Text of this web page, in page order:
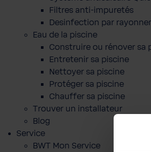
Filtres anti-impuretés
Desinfection par
Eau de la piscine
Construire ou rénover sa
Entretenir sa piscine
Nettoyer sa piscine
Protéger sa piscine
Chauffer sa piscine
Trouver un installateur
Blog
Service
BWT Mon Service